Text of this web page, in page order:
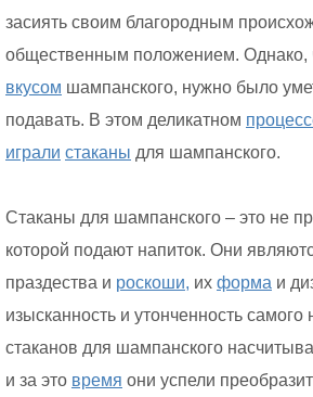
засиять своим благородным
общественным положением. Однако,
вкусом шампанского, нужно было
подавать. В этом деликатном
играли стаканы для шампанского.
Стаканы для шампанского – это не
которой подают напиток. Они
праздества и роскоши, их форма и
изысканность и утонченность самого
стаканов для шампанского
и за это время они успели